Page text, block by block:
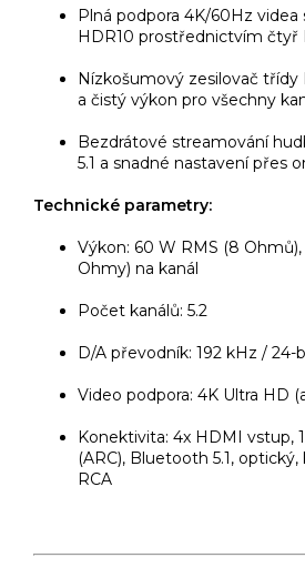
Plná podpora 4K/60Hz videa
HDR10 prostřednictvím čtyř
Nízkošumový zesilovač třídy
a čistý výkon pro všechny
Bezdrátové streamování
5.1 a snadné nastavení přes
Technické parametry:
Výkon: 60 W RMS (8
Ohmy) na kanál
Počet kanálů: 5.2
D/A převodník: 192 kHz / 24-
Video podpora: 4K Ultra HD
Konektivita: 4x HDMI vstup,
(ARC), Bluetooth 5.1, optický,
RCA